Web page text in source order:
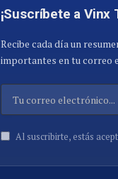
¡Suscríbete a Vinx
Recibe cada día un
importantes en tu correo
Al suscribirte, estás